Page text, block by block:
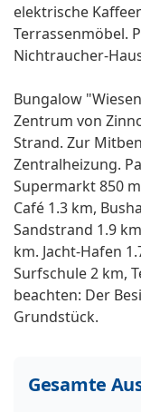
elektrische
Terrassenmöbel.
Nichtraucher-
Bungalow
Zentrum von
Strand. Zur
Zentralheizung.
Supermarkt 850
Café 1.3 km,
Sandstrand 1.9
km. Jacht-Hafen
Surfschule 2 km,
beachten: Der
Grundstück.
Gesamte